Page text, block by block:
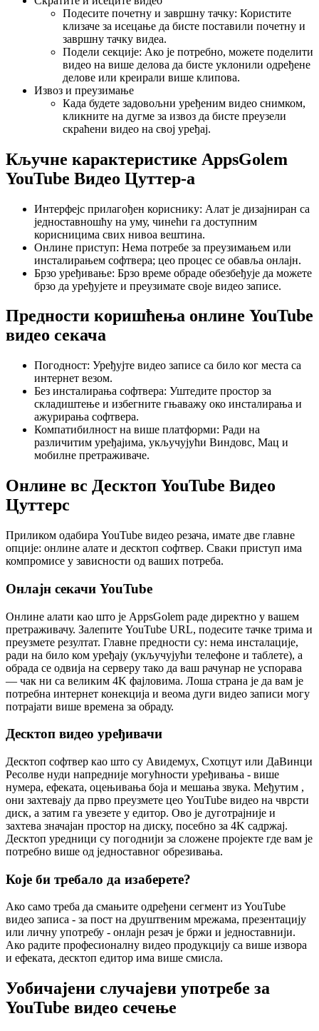
Подесите почетну и завршну тачку: Користите
клизаче за исецање да бисте поставили почетну и
завршну тачку видеа.
Подели секције: Ако је потребно, можете поделити
видео на више делова да бисте уклонили одређене
делове или креирали више клипова.
Извоз и преузимање
Када будете задовољни уређеним видео снимком,
кликните на дугме за извоз да бисте преузели
скраћени видео на свој уређај.
Кључне карактеристике AppsGolem
YouTube Видео Цуттер-а
Интерфејс прилагођен кориснику: Алат је дизајниран са
једноставношћу на уму, чинећи га доступним
корисницима свих нивоа вештина.
Онлине приступ: Нема потребе за преузимањем или
инсталирањем софтвера; цео процес се обавља онлајн.
Брзо уређивање: Брзо време обраде обезбеђује да можете
брзо да уређујете и преузимате своје видео записе.
Предности коришћења онлине YouTube
видео секача
Погодност: Уређујте видео записе са било ког места са
интернет везом.
Без инсталирања софтвера: Уштедите простор за
складиштење и избегните гњаважу око инсталирања и
ажурирања софтвера.
Компатибилност на више платформи: Ради на
различитим уређајима, укључујући Виндовс, Мац и
мобилне претраживаче.
Онлине вс Десктоп YouTube Видео
Цуттерс
Приликом одабира YouTube видео резача, имате две главне
опције: онлине алате и десктоп софтвер. Сваки приступ има
компромисе у зависности од ваших потреба.
Онлајн секачи YouTube
Онлине алати као што је AppsGolem раде директно у вашем
претраживачу. Залепите YouTube URL, подесите тачке трима и
преузмете резултат. Главне предности су: нема инсталације,
ради на било ком уређају (укључујући телефоне и таблете), а
обрада се одвија на серверу тако да ваш рачунар не успорава
— чак ни са великим 4K фајловима. Лоша страна је да вам је
потребна интернет конекција и веома дуги видео записи могу
потрајати више времена за обраду.
Десктоп видео уређивачи
Десктоп софтвер као што су Авидемуx, Схотцут или ДаВинци
Ресолве нуди напредније могућности уређивања - више
нумера, ефеката, оцењивања боја и мешања звука. Међутим ,
они захтевају да прво преузмете цео YouTube видео на чврсти
диск, а затим га увезете у едитор. Ово је дуготрајније и
захтева значајан простор на диску, посебно за 4K садржај.
Десктоп уредници су погоднији за сложене пројекте где вам је
потребно више од једноставног обрезивања.
Које би требало да изаберете?
Ако само треба да смањите одређени сегмент из YouTube
видео записа - за пост на друштвеним мрежама, презентацију
или личну употребу - онлајн резач је бржи и једноставнији.
Ако радите професионалну видео продукцију са више извора
и ефеката, десктоп едитор има више смисла.
Уобичајени случајеви употребе за
YouTube видео сечење